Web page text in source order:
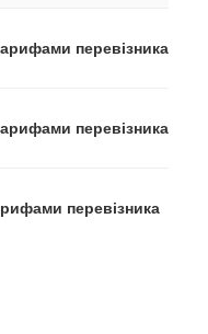
перевізника
перевізника
перевізника